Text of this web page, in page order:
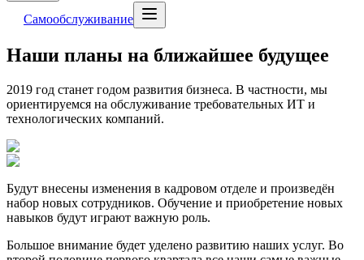
Самообслуживание
Наши планы на ближайшее будущее
2019 год станет годом развития бизнеса. В частности, мы
ориентируемся на обслуживание требовательных ИТ и
технологических компаний.
Будут внесены изменения в кадровом отделе и произведён
набор новых сотрудников. Обучение и приобретение новых
навыков будут играют важную роль.
Большое внимание будет уделено развитию наших услуг. Во